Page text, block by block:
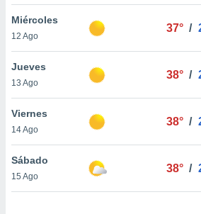
sitio
En
sean
el sitio
ni para
o
Miércoles
12 Ago
37° /
Jueves
13 Ago
38° /
Viernes
14 Ago
38° /
Sábado
15 Ago
38° /